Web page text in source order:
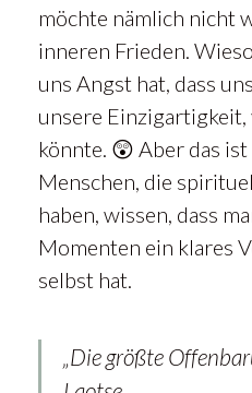
möchte nämlich nicht
inneren Frieden.
uns Angst hat, dass
unsere
könnte. 😲 Aber das
Menschen, die
haben, wissen, dass
Momenten ein klares
selbst hat.
„Die größte